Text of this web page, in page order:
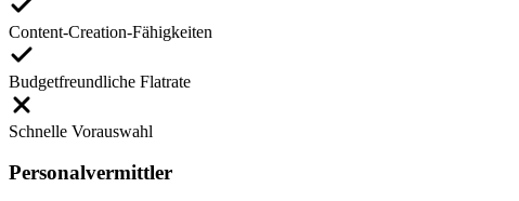
Content-Creation-Fähigkeiten
Budgetfreundliche Flatrate
Schnelle Vorauswahl
Personalvermittler